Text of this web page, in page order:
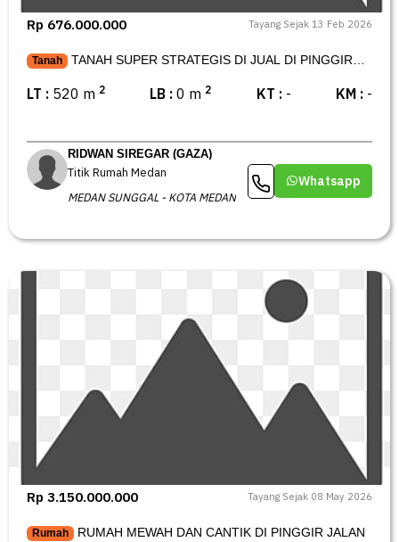
Rp 676.000.000 Tayang Sejak 13 Feb 2026
Tanah
LT : 520 m 2 LB :0 m 2 KT : - KM : -
RIDWAN SIREGAR (GAZA)
Titik Rumah Medan
MEDAN SUNGGAL - KOTA MEDAN
Whatsapp
Rp 3.150.000.000 Tayang Sejak 08 May 2026
Rumah RUMAH MEWAH DAN CANTIK DI PINGGIR JALAN